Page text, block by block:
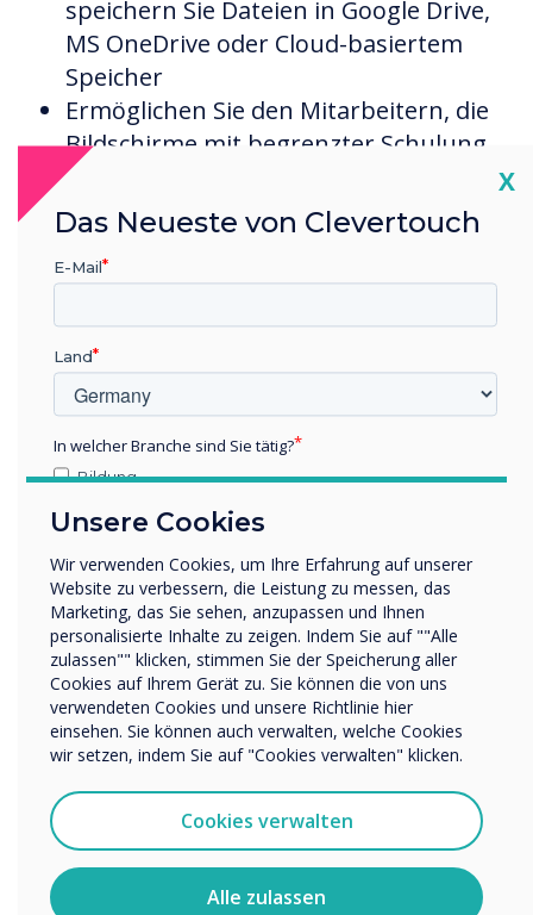
speichern Sie Dateien in Google Drive,
MS OneDrive oder Cloud-basiertem
Speicher
Ermöglichen Sie den Mitarbeitern, die
Bildschirme mit begrenzter Schulung
einfach zu betreten und zu verwenden
Tony kommentiert: "Mitarbeiter in
Hausarztpraxen arbeiten häufig in
Hochdruckumgebungen. Sie benötigen eine
intuitive Benutzeroberfläche. Sie möchten
nicht über die Technologie nachdenken
müssen, sondern benötigen ein Tool, das
ihnen täglich hilft. heute und ermöglicht es
ihnen, effizienter zu arbeiten. "
"Wir arbeiten seit einigen Jahren mit
Clevertouch zusammen. Wir finden, dass ihre
Bildschirme das beste Preis-Leistungs-
Verhältnis in Bezug auf die angebotenen
Funktionen und Merkmale bieten, aber auch
Zuverlässigkeit, Robustheit und einfache
Installation."
Unsere Cookies
Wir verwenden Cookies, um Ihre Erfahrung auf unserer
Website zu verbessern, die Leistung zu messen, das
Marketing, das Sie sehen, anzupassen und Ihnen
personalisierte Inhalte zu zeigen. Indem Sie auf ""Alle
zulassen"" klicken, stimmen Sie der Speicherung aller
Cookies auf Ihrem Gerät zu. Sie können die von uns
verwendeten Cookies und unsere Richtlinie hier
einsehen. Sie können auch verwalten, welche Cookies
wir setzen, indem Sie auf "Cookies verwalten" klicken.
Cookies verwalten
Alle zulassen
X
Das Neueste von Clevertouch
E-Mail
Land
In welcher Branche sind Sie tätig?
Bildung
Sonstiges
Name Unternehmen/Einrichtung
Wir möchten Sie gerne per E-Mail, Telefon oder Post
bezüglich unserer Produkte und Dienstleistungen
kontaktieren.
Ich bin damit einverstanden, Mitteilungen von
Sie können diese Benachrichtigungen jederzeit
abbestellen. Weitere Informationen zum Abbestellen, zu
unseren Datenschutzverfahren und dazu, wie wir Ihre
Privatsphäre schützen und respektieren, finden Sie in
unserer Datenschutzrichtlinie.